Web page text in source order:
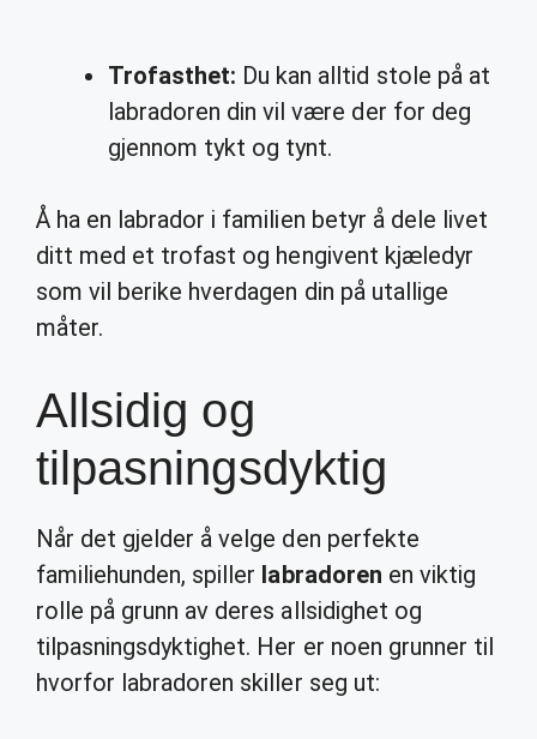
Trofasthet: Du kan alltid stole på at
labradoren din vil være der for deg
gjennom tykt og tynt.
Å ha en labrador i familien betyr å dele livet
ditt med et trofast og hengivent kjæledyr
som vil berike hverdagen din på utallige
måter.
Allsidig og
tilpasningsdyktig
Når det gjelder å velge den perfekte
familiehunden, spiller labradoren en viktig
rolle på grunn av deres allsidighet og
tilpasningsdyktighet. Her er noen grunner til
hvorfor labradoren skiller seg ut: